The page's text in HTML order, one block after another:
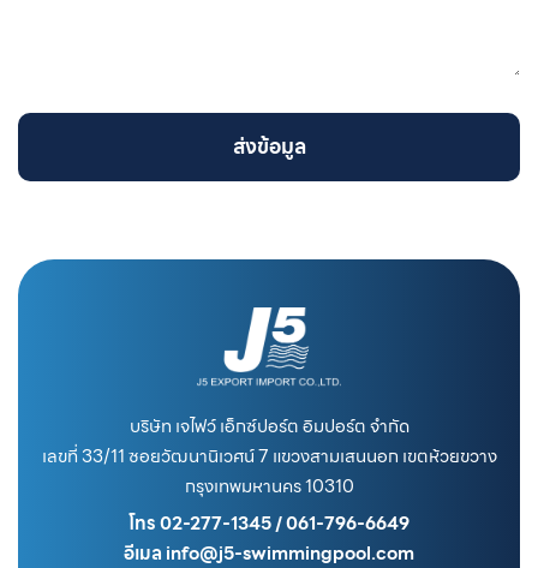
ส่งข้อมูล
บริษัท เจไฟว์ เอ็กซ์ปอร์ต อิมปอร์ต จำกัด
เลขที่ 33/11 ซอยวัฒนานิเวศน์ 7 แขวงสามเสนนอก เขตห้วยขวาง
กรุงเทพมหานคร 10310
โทร 02-277-1345 / 061-796-6649
อีเมล info@j5-swimmingpool.com